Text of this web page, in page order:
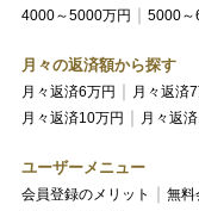
4000～5000万円
5000～
月々の返済額から探す
月々返済6万円 月々返済
月々返済10万円
月々返
ユーザーメニュー
会員登録のメリット 無料